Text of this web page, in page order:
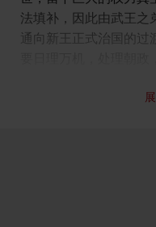
法填补，因此由武王之
通向新王正式治国的过
《访落》创作时间